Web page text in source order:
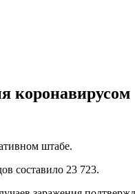
коронавирусом
штабе.
составило 23 723.